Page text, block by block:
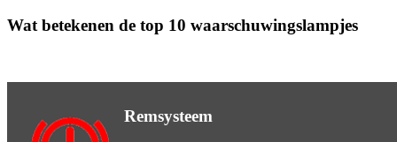
Wat betekenen de top 10 waarschuwingslampjes
Remsysteem